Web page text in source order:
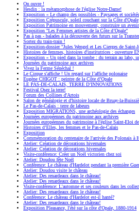
On ouvre !
Hesdin : la métamorphose de l'église Notre-Dame!
Exposition « Le champ des possibles - Paysages et
Exposition Crépuscule, soleil couchant sur la Côte d'Opale
Exposition Patrimoine en mouvement, construire un
Exposition "Les Femmes artistes de la Côte d’Opale"
Pas à pas - balades à la découverte des futurs sur la
Sortez du train-train !
Exposition-dossier "Jules Wengel et Les Cierges de Saint-
Histoires de femmes, histoires d'institutrices : ouverture
Exposition « Un pied dans la tombe : du terrain au labo,
Journées du patrimoine aux archives
Vivez la Ferme Sénéchal !
Le Cirque s'affiche ! Un regard sur l’affiche polonaise
Eugène CHIGOT : peintre de la Côte d’Opale
LE PAS-DE-CALAIS, TERRE D’INNOVATIONS
Festival Osez la terre!
Forum des Collines d'Artois
Salon de généalogie et d'histoire locale de Bruay-la-
Le Pas-de-Calais : terre de labeurs
Exposition MIGRATIONS, une archéologie des échanges
Journées européennes du patrimoine aux archives
Journées européennes du patrimoine à l'église Saint-Eloi
Histoires d’Elles, les femmes et le Pas-de-Calais
Exposition
Commémoration du centenaire de l'arrivée des Polonais à
Atelier: Création de décorations hivernales
Atelier: Création de décorations hivernales
Visite-conférence: Créer un Noël victorien chez soi
Atelier: Doudou fête Noël
Conférence: Le château d'Hardelot pendant la première
Atelier: Doudou visite le château
Atelier: Des renardeaux dans le château!
Atelier: Des renardeaux dans le château!
Visite-conférence: L'automne et ses couleurs dans les
Atelier: Des renardeaux dans le château!
Conférence: Le château d'Hardelot est-il hanté?
Atelier: Des renardeaux dans le château!
Exposition Pleasance, l'été sur la côte d'Opale, 1880-1914